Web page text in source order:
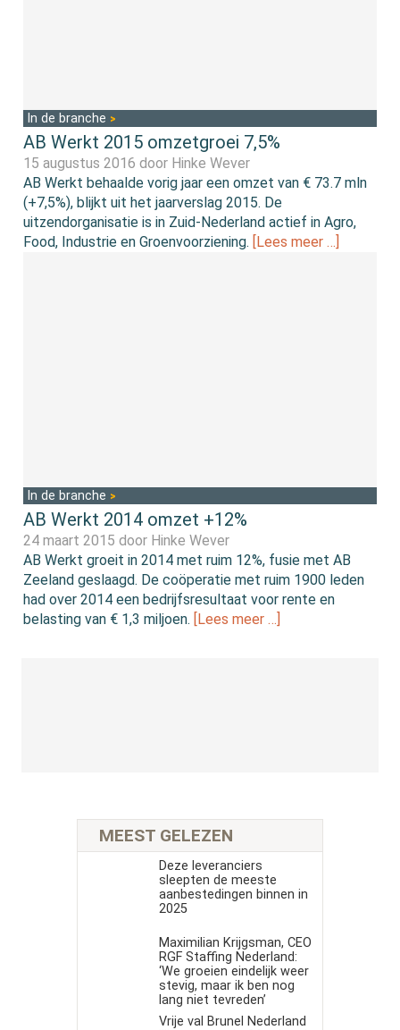
In de branche
AB Werkt 2015 omzetgroei 7,5%
15 augustus 2016 door Hinke Wever
AB Werkt behaalde vorig jaar een omzet van € 73.7 mln
(+7,5%), blijkt uit het jaarverslag 2015. De
uitzendorganisatie is in Zuid-Nederland actief in Agro,
Food, Industrie en Groenvoorziening. [Lees meer …]
In de branche
AB Werkt 2014 omzet +12%
24 maart 2015 door Hinke Wever
AB Werkt groeit in 2014 met ruim 12%, fusie met AB
Zeeland geslaagd. De coöperatie met ruim 1900 leden
had over 2014 een bedrijfsresultaat voor rente en
belasting van € 1,3 miljoen. [Lees meer …]
MEEST GELEZEN
Deze leveranciers
sleepten de meeste
aanbestedingen binnen in
2025
Maximilian Krijgsman, CEO
RGF Staffing Nederland:
‘We groeien eindelijk weer
stevig, maar ik ben nog
lang niet tevreden’
Vrije val Brunel Nederland